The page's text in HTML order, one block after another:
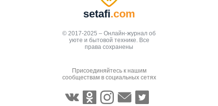
setafi.com
© 2017-2025 – Онлайн-журнал об
уюте и бытовой технике. Все
права сохранены
Присоединяйтесь к нашим
сообществам в социальных сетях